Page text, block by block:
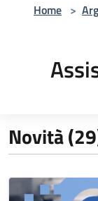
Home >
Novità